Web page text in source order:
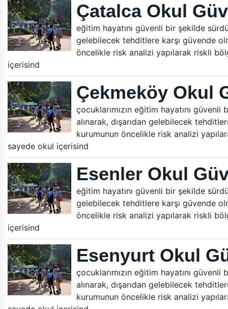
Çatalca Okul
eğitim hayatını güvenli bir şekilde
gelebilecek tehditlere karşı güvende
öncelikle risk analizi yapılarak riskli
içerisind
Çekmeköy Okul
çocuklarımızın eğitim hayatını
alınarak, dışarıdan gelebilecek
kurumunun öncelikle risk analizi
sayede okul içerisind
Esenler Okul
eğitim hayatını güvenli bir şekilde
gelebilecek tehditlere karşı güvende
öncelikle risk analizi yapılarak riskli
içerisind
Esenyurt Okul
çocuklarımızın eğitim hayatını
alınarak, dışarıdan gelebilecek
kurumunun öncelikle risk analizi